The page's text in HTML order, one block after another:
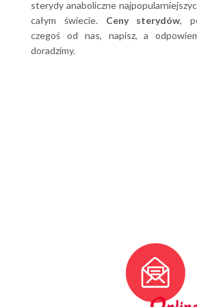
sterydy anaboliczne
całym świecie. Ceny sterydów,
czegoś od nas, napisz, a
doradzimy.